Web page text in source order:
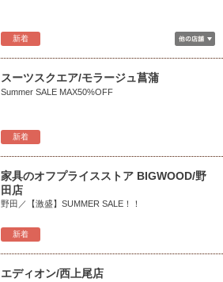
新着
新着
スーツスクエア/モラージュ菖蒲
Summer SALE MAX50%OFF
新着
家具のオフプライスストア BIGWOOD/野
田店
野田／【激盛】SUMMER SALE！！
エディオン/西上尾店